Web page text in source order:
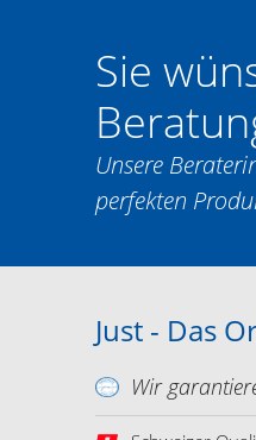
Sie
Unsere
perfekten
Just - Das
Wir